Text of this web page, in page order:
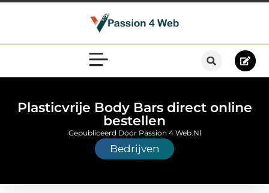
Plasticvrije Body Bars direct online
bestellen
Bedrijven
Gepubliceerd Door Passion 4 Web.nl